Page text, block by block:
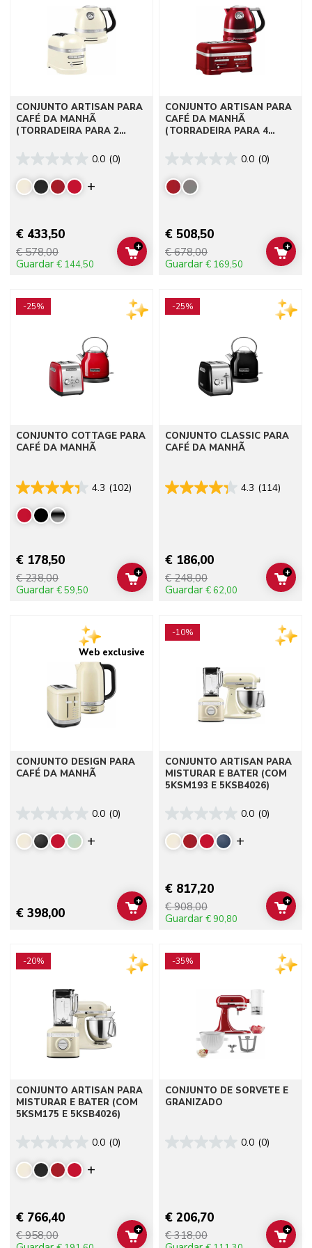
CONJUNTO ARTISAN PARA
CAFÉ DA MANHÃ
(TORRADEIRA PARA 2
0.0 (0)
Display more colors
€ 433,50
€ 578,00
Guardar € 144,50
ADD TO CART
+
CONJUNTO ARTISAN PARA
CAFÉ DA MANHÃ
(TORRADEIRA PARA 4
0.0 (0)
€ 508,50
€ 678,00
Guardar € 169,50
ADD
+
-25%
CONJUNTO COTTAGE PARA
CAFÉ DA MANHÃ
4.3 (102)
€ 178,50
€ 238,00
Guardar € 59,50
ADD TO CART
+
-25%
CONJUNTO CLASSIC PARA
CAFÉ DA MANHÃ
4.3 (114)
€ 186,00
€ 248,00
Guardar € 62,00
ADD
+
Web exclusive
CONJUNTO DESIGN PARA
CAFÉ DA MANHÃ
0.0 (0)
Display more colors
€ 398,00 ADD TO CART
+
-10%
CONJUNTO ARTISAN PARA
MISTURAR E BATER (COM
5KSM193 E 5KSB4026)
0.0 (0)
Display
€ 817,20
€ 908,00
Guardar € 90,80
ADD
+
-20%
CONJUNTO ARTISAN PARA
MISTURAR E BATER (COM
5KSM175 E 5KSB4026)
0.0 (0)
Display more colors
€ 766,40
€ 958,00
ADD TO CART
+
-35%
CONJUNTO DE SORVETE E
GRANIZADO
0.0 (0)
€ 206,70
€ 318,00
ADD
+